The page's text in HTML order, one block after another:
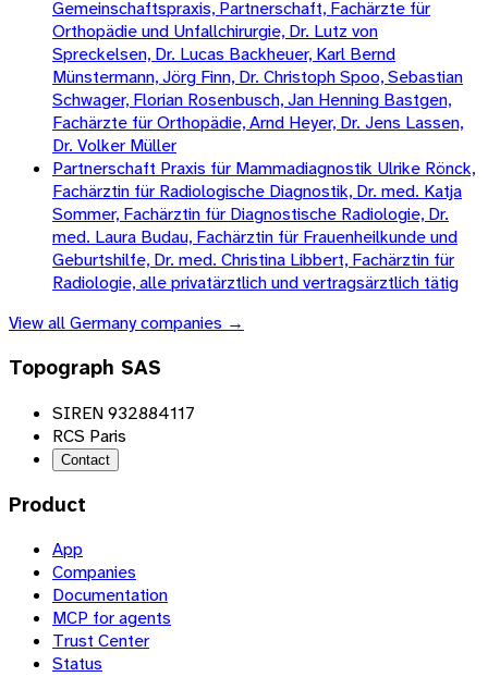
Gemeinschaftspraxis, Partnerschaft, Fachärzte für
Orthopädie und Unfallchirurgie, Dr. Lutz von
Spreckelsen, Dr. Lucas Backheuer, Karl Bernd
Münstermann, Jörg Finn, Dr. Christoph Spoo, Sebastian
Schwager, Florian Rosenbusch, Jan Henning Bastgen,
Fachärzte für Orthopädie, Arnd Heyer, Dr. Jens Lassen,
Dr. Volker Müller
Partnerschaft Praxis für Mammadiagnostik Ulrike Rönck,
Fachärztin für Radiologische Diagnostik, Dr. med. Katja
Sommer, Fachärztin für Diagnostische Radiologie, Dr.
med. Laura Budau, Fachärztin für Frauenheilkunde und
Geburtshilfe, Dr. med. Christina Libbert, Fachärztin für
Radiologie, alle privatärztlich und vertragsärztlich tätig
View allGermanycompanies →
Topograph SAS
SIREN 932884117
RCS Paris
Contact
Product
App
Companies
Documentation
MCP for agents
Trust Center
Status